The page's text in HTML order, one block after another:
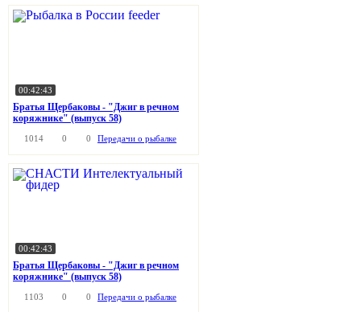
00:42:43
Братья Щербаковы - "Джиг в речном
коряжнике" (выпуск 58)
1014 0 0 Передачи о рыбалке
00:42:43
Братья Щербаковы - "Джиг в речном
коряжнике" (выпуск 58)
1103 0 0 Передачи о рыбалке